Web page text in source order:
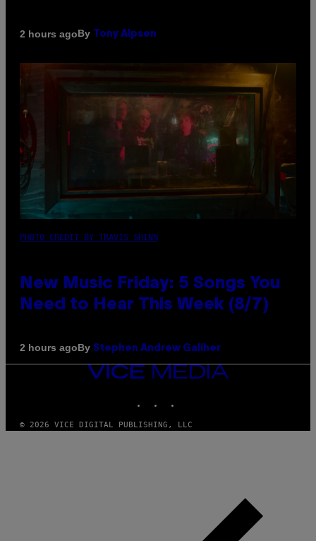
2 hours agoBy Tony Alpsen
PHOTO CREDIT BY TRAVIS SHINN
New Music Friday: 5 Songs You
Need to Hear This Week (8/7)
2 hours agoBy Stephen Andrew Galiher
VICE
MEDIA
© 2026 VICE DIGITAL PUBLISHING, LLC